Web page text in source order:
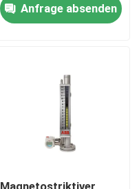
Anfrage absenden
Magnetostriktiver